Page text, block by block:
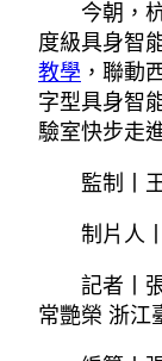
今朝，
度級具身智
教學 ，聯動
字型具身智
驗室快步走
監制丨
制片人
記者丨
常艷榮 浙江